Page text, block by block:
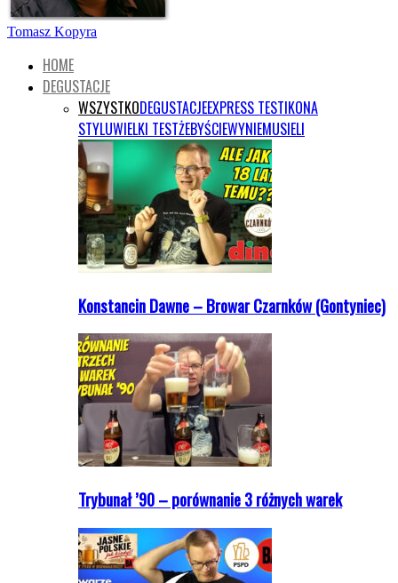
Tomasz Kopyra
HOME
DEGUSTACJE
WSZYSTKODEGUSTACJEEXPRESS TESTIKONA
STYLUWIELKI TESTŻEBYŚCIEWYNIEMUSIELI
Konstancin Dawne – Browar Czarnków (Gontyniec)
Trybunał ’90 – porównanie 3 różnych warek